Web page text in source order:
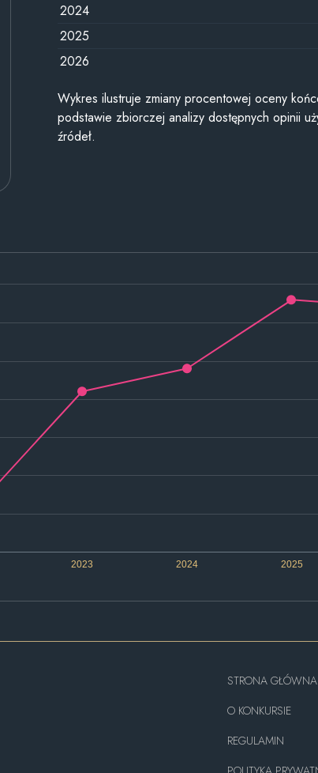
2024
2025
2026
Wykres ilustruje zmiany procentowej oceny
podstawie zbiorczej analizy dostępnych opinii
źródeł.
2023 2024 2025
STRONA GŁÓWNA
O KONKURSIE
REGULAMIN